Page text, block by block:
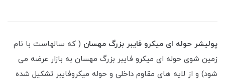
پولیشر حوله ای میکرو فایبر بزرگ مهسان ( که سالهاست با نام
زمین شوی حوله ای میکرو فایبر بزرگ مهسان به بازار عرضه می
شود) و از لایه های مقاوم داخلی و حوله میکروفایبر تشکیل شده